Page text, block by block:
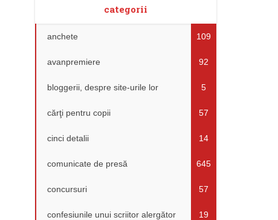
categorii
anchete 109
avanpremiere 92
bloggerii, despre site-urile lor 5
cărţi pentru copii 57
cinci detalii 14
comunicate de presă 645
concursuri 57
confesiunile unui scriitor alergător 19